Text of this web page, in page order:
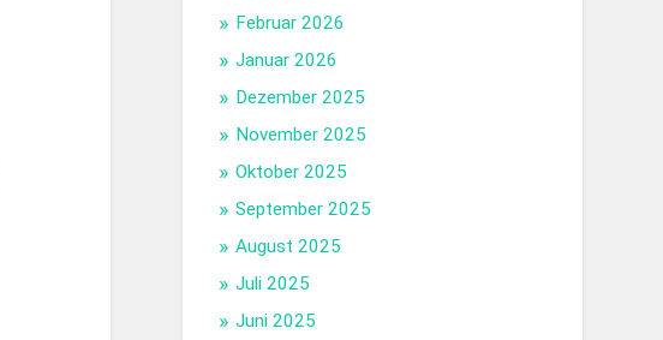
Februar 2026
Januar 2026
Dezember 2025
November 2025
Oktober 2025
September 2025
August 2025
Juli 2025
Juni 2025